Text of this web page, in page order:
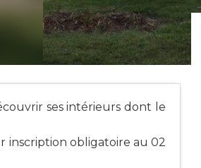
ses intérieurs dont le
inscription obligatoire au 02